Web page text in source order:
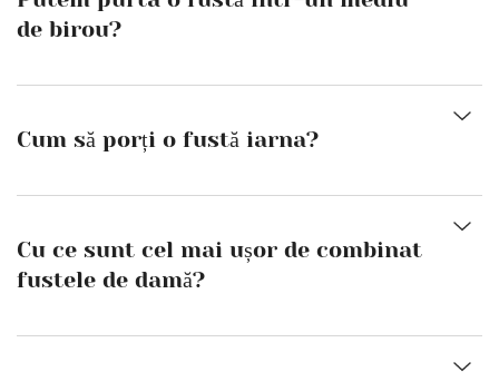
de birou?
Cum să porți o fustă iarna?
Cu ce ​​sunt cel mai ușor de combinat
fustele de damă?